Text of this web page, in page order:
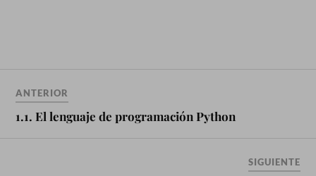
ANTERIOR
1.1. El lenguaje de programación Python
SIGUIENTE